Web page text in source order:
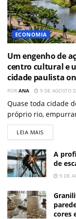
ECONOMIA
Um engenho de
centro cultural e
cidade paulista
POR ANA 9 DE AGOSTO
Quase toda cidade
próprio rio,
LEIA MAIS
A
de
9 DE
cores